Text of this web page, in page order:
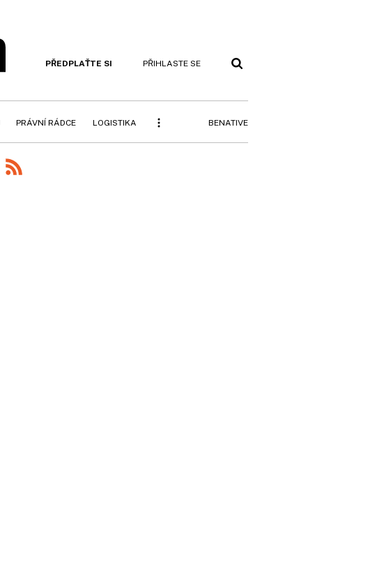
PŘEDPLAŤTE SI PŘIHLASTE SE
PRÁVNÍ RÁDCE LOGISTIKA BENATIVE